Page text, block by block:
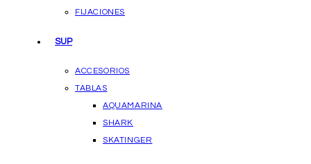
FIJACIONES
SUP
ACCESORIOS
TABLAS
AQUAMARINA
SHARK
SKATINGER